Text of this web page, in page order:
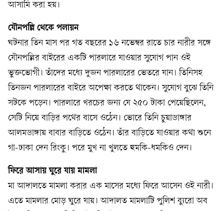
আসামি করা হয়।
যৌনপল্লি থেকে পলায়ন
ঘটনার তিন মাস পর গত বছরের ১৬ নভেম্বর রাতে চার নারীর সঙ্গে
যৌনপল্লির বাইরের একটি পারলারে যাওয়ার সুযোগ পান ওই
ভুক্তভোগী। তাঁদের মধ্যে দুজন পারলারের ভেতরে যান। তিনিসহ
তিনজন পারলারের বাইরে অপেক্ষা করতে থাকেন। সুযোগ বুঝে তিনি
সটকে পড়েন। পারলারে খরচের জন্য যে ২৫০ টাকা পেয়েছিলেন,
সেটি নিয়ে বাড়ির পথের বাসে ওঠেন। ভোরে তিনি চুয়াডাঙ্গার
আলমডাঙ্গায় বাবার বাড়িতে ওঠেন। তাঁর বাড়িতে যাওয়ার কথা শুনে
গা-ঢাকা দেন রিংকু। পরে মুখ না খুলতে হুমকি-ধমকিও দেন।
ফিরে আসায় ঘুরে যায় মামলা
মা আদালতে মামলা করার এক মাসের মধ্যে ফিরে আসেন ওই নারী।
এতে মামলার মোড় ঘুরে যায়। আদালত মামলাটি পুলিশ ব্যুরো অব